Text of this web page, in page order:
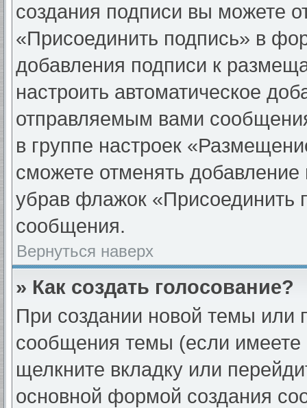
создания подписи вы можете
«Присоединить подпись» в
добавления подписи к
настроить автоматическое
отправляемым вами
в группе настроек
сможете отменять
убрав флажок «Присоединить
сообщения.
Вернуться наверх
» Как создать голосование?
При создании новой темы или
сообщения темы (если
щелкните вкладку или
основной формой создания